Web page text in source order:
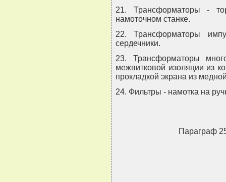
21. Трансформаторы -
намоточном станке.
22. Трансформаторы
сердечники.
23. Трансформаторы
межвитковой изоляции из
прокладкой экрана из
24. Фильтры - намотка на
Параграф